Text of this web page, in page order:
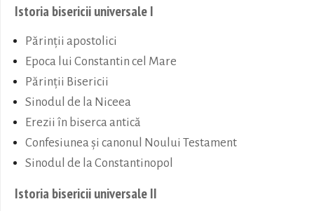
Istoria bisericii universale I
Părinții apostolici
Epoca lui Constantin cel Mare
Părinții Bisericii
Sinodul de la Niceea
Erezii în biserca antică
Confesiunea şi canonul Noului Testament
Sinodul de la Constantinopol
Istoria bisericii universale II